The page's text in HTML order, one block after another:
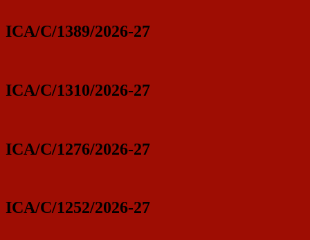
ICA/C/1389/2026-27
ICA/C/1310/2026-27
ICA/C/1276/2026-27
ICA/C/1252/2026-27